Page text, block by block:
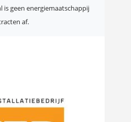
is geen energiemaatschappij
af.